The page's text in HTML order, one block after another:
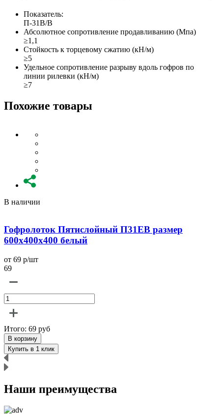
Показатель:
П-31В/B
Абсолютное сопротивление продавливанию (Мпа)
≥1,1
Стойкость к торцевому сжатию (кН/м)
≥5
Удельное сопротивление разрыву вдоль гофров по
линии рилевки (кН/м)
≥7
Похожие товары
В наличии
Гофролоток Пятислойный П31EB размер
600x400x400 белый
от 69 р/шт
69
Итого: 69 руб
В корзину
Купить в 1 клик
Наши преимущества